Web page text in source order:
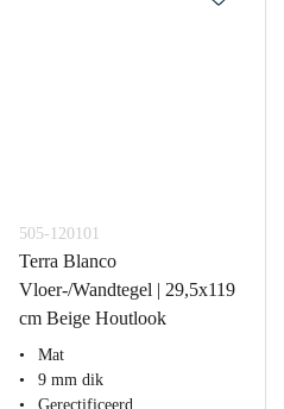
505-120101
Terra Blanco
Vloer-/Wandtegel | 29,5x119
cm Beige Houtlook
Mat
9 mm dik
Gerectificeerd